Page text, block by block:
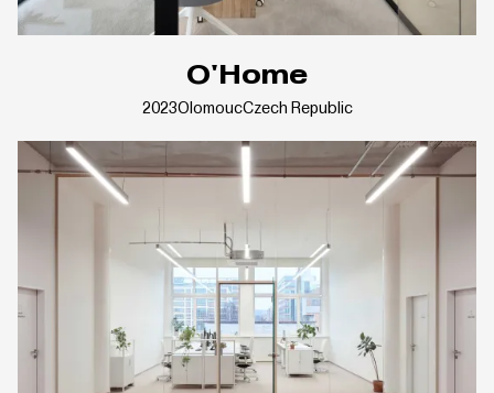
O'Home
2023OlomoucCzech Republic